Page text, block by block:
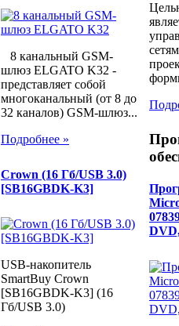
8 канальный GSM-
шлюз ELGATO K32 -
представляет собой
многоканальный (от 8 до
32 каналов) GSM-шлюз...
Подробнее »
Crown (16 Гб/USB 3.0)
[SB16GBDK-K3]
USB-накопитель
SmartBuy Crown
[SB16GBDK-K3] (16
Гб/USB 3.0)